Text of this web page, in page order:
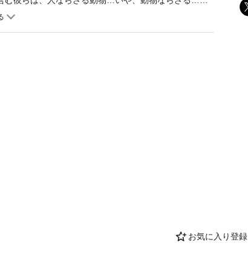
お気に入り登録
、農場の労働者である《山猫》のネロは、この村のリ